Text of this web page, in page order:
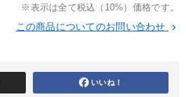
※表示は全て税込（10%）価格です。
この商品についてのお問い合わせ keyboard_arrow_right
いいね！